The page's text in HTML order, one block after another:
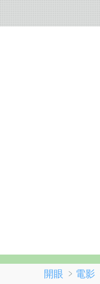
開眼 ﹥ 電影